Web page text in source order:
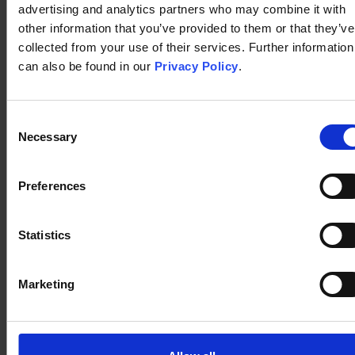
advertising and analytics partners who may combine it with
other information that you’ve provided to them or that they’ve
collected from your use of their services. Further information
can also be found in our Privacy Policy.
Selection
Necessary
Preferences
Statistics
Marketing
rapidez y permite
escalar los
Experiencia
Historial de innovación
corporativa del Grupo
red
mundial
Start2
Equipo
de